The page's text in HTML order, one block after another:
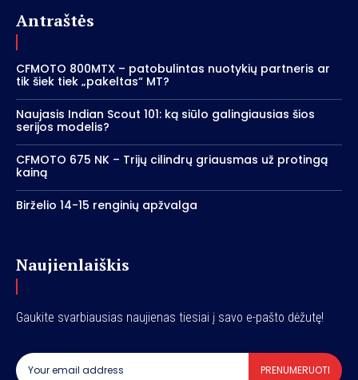
Antraštės
CFMOTO 800MTX – patobulintas nuotykių partneris ar
tik šiek tiek „pakeltas“ MT?
Naujasis Indian Scout 101: ką siūlo galingiausias šios
serijos modelis?
CFMOTO 675 NK – Trijų cilindrų griausmas už protingą
kainą
Birželio 14-15 renginių apžvalga
Naujienlaiškis
Gaukite svarbiausias naujienas tiesiai į savo e-pašto dėžutę!
PRENUMERUOTI